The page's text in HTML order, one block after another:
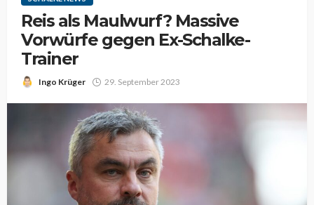
Reis als Maulwurf? Massive
Vorwürfe gegen Ex-Schalke-
Trainer
Ingo Krüger 29. September 2023